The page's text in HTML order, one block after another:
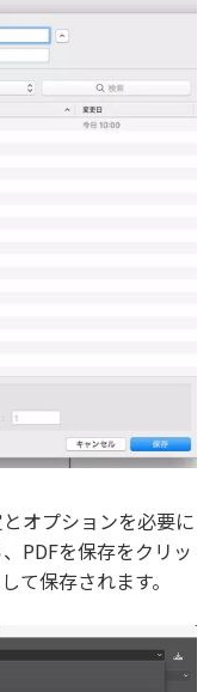
オプションを必要に
PDFを保存をクリッ
て保存されます。